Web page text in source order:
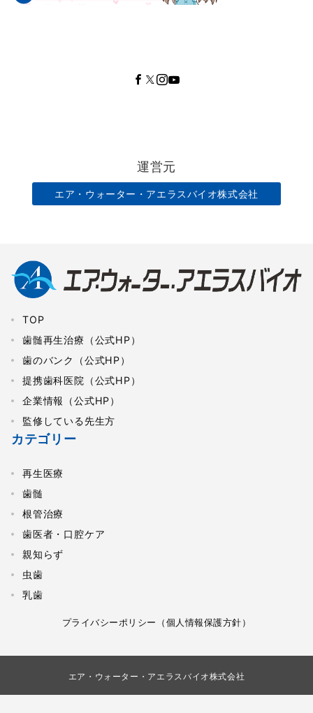
運営元
エア・ウォーター・アエラスバイオ株式会社
TOP
歯髄再生治療（公式HP）
歯のバンク（公式HP）
提携歯科医院（公式HP）
企業情報（公式HP）
監修している先生方
カテゴリー
再生医療
歯髄
根管治療
歯医者・口腔ケア
親知らず
虫歯
乳歯
プライバシーポリシー（個人情報保護方針）
エア・ウォーター・アエラスバイオ株式会社